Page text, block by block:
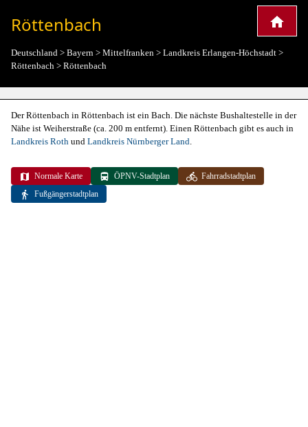
Röttenbach
Deutschland > Bayern > Mittelfranken > Landkreis Erlangen-Höchstadt >
Röttenbach > Röttenbach
Der Röttenbach in Röttenbach ist ein Bach. Die nächste Bushaltestelle in der
Nähe ist Weiherstraße (ca. 200 m entfernt). Einen Röttenbach gibt es auch in
Landkreis Roth und Landkreis Nürnberger Land.
Normale Karte ÖPNV-Stadtplan
Fahrradstadtplan
Fußgängerstadtplan